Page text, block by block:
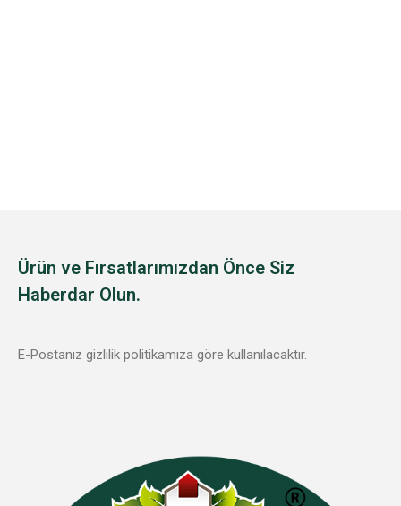
Ürün ve Fırsatlarımızdan Önce Siz
Haberdar Olun.
E-Postanız gizlilik politikamıza göre kullanılacaktır.